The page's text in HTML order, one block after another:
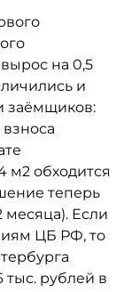
на 0,5
и
заёмщиков:
м2 обходится
теперь
месяца). Если
ЦБ РФ, то
тыс. рублей в